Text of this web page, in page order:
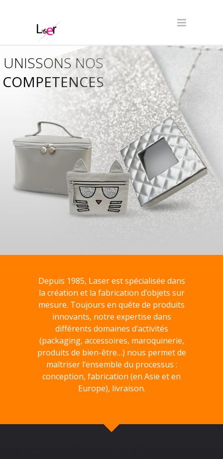
COMPETENCES
UNISSONS NOS
Depuis 1985, Laser est spécialisée dans
la création et la fabrication d’objets sur
mesure. Toujours en quête de produits
innovants, notre expertise dans
différents domaines d’activités
(packaging, accessoires, maroquinerie,
produits de bien-être…) nous permet de
maîtriser l’ensemble du processus :
conception, fabrication (en Asie et en
Europe), livraison.